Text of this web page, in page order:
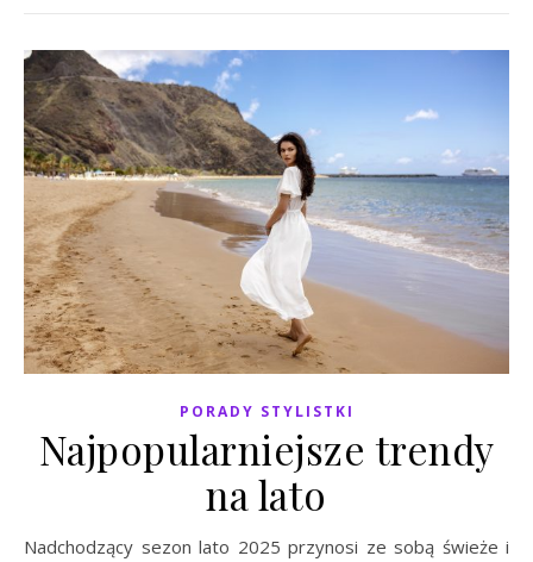
PORADY STYLISTKI
Najpopularniejsze trendy
na lato
Nadchodzący sezon lato 2025 przynosi ze sobą świeże i